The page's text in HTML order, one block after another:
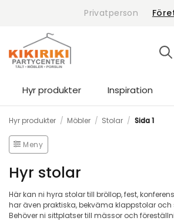
Privatperson
Hyr produkter Inspiration
Hyr produkter / Möbler / Stolar / Sida 1
Meny
Hyr stolar
Här kan ni hyra stolar till bröllop, fest,
har även praktiska, bekväma klappstolar
Behöver ni sittplatser till mässor och